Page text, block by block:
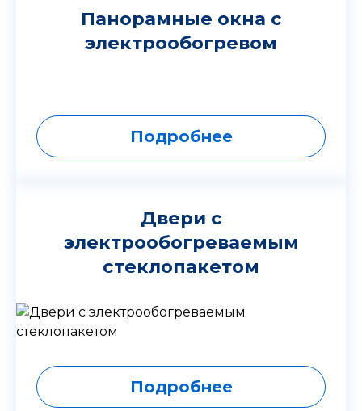
Панорамные окна с
электрообогревом
Подробнее
Двери с
электрообогреваемым
стеклопакетом
Подробнее